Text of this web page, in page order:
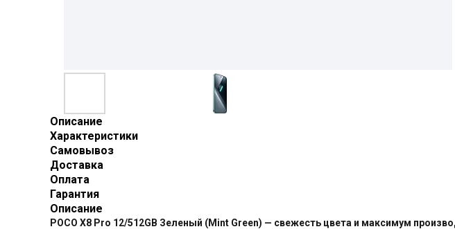
Описание
Характеристики
Самовывоз
Доставка
Оплата
Гарантия
Описание
POCO X8 Pro 12/512GB Зеленый (Mint Green) — свежесть цвета и максимум